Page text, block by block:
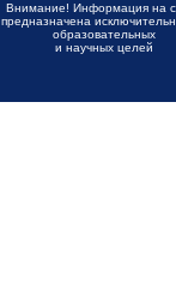
Внимание! Информация на
предназначена
образовательных
и научных целей